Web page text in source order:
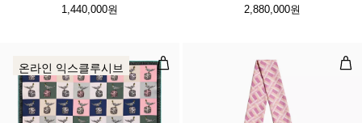
1,440,000원
2,880,000원
버드 온 어 락 스퀘어 스카프, 크리
온라인 익스클루시브